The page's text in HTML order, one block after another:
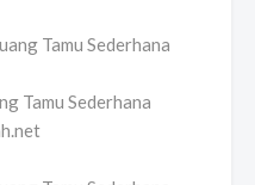
Tamu Sederhana